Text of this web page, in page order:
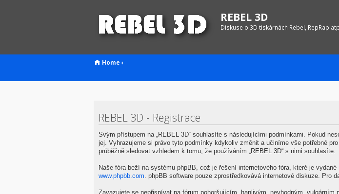
REBEL 3D
Diskuse o 3D tiskárnách Rebel, RepRap
Home ‹
REBEL 3D - Registrace
Svým přístupem na „REBEL 3D“ souhlasíte s následujícími podmínkami. Pokud
jej. Vyhrazujeme si právo tyto podmínky kdykoliv změnit a učiníme vše potřebné
průběžně sledovat vzhledem k tomu, že používáním „REBEL 3D“ s nimi souhlasíte.
Naše fóra beží na systému phpBB, což je řešení internetového fóra, které je vydané
www.phpbb.com . phpBB software pouze zprostředkovává internetové diskuze. Pro
Zavazujete se nepřispívat na fórum pohoršujícím, hanlivým, nevhodným,